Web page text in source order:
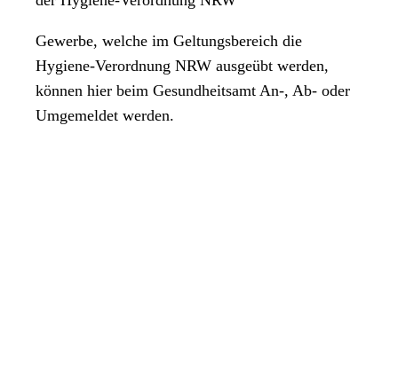
Gewerbe, welche im Geltungsbereich die
Hygiene-Verordnung NRW ausgeübt werden,
können hier beim Gesundheitsamt An-, Ab- oder
Umgemeldet werden.